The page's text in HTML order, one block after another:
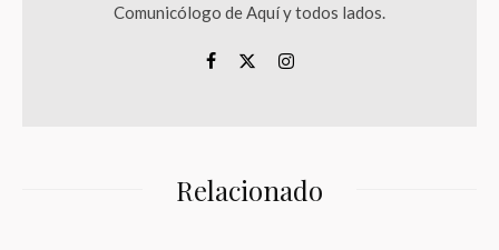
Comunicólogo de Aquí y todos lados.
Relacionado